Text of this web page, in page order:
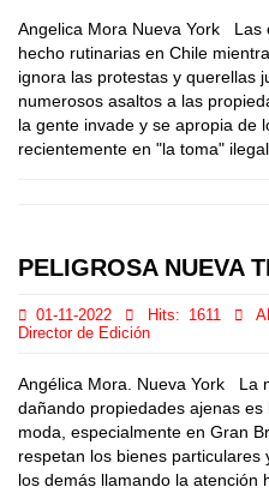
Angelica Mora Nueva York Las
hecho rutinarias en Chile
ignora las protestas y querellas
numerosos asaltos a las
la gente invade y se apropia de
recientemente en "la toma" ilegal
PELIGROSA NUEVA
01-11-2022 Hits: 1611
Director de Edición
Angélica Mora. Nueva York La
dañando propiedades ajenas
moda, especialmente en Gran
respetan los bienes
los demás llamando la atención